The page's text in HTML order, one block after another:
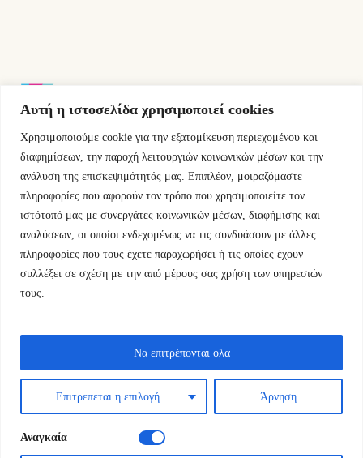
Αυτή η ιστοσελίδα χρησιμοποιεί cookies
Χρησιμοποιούμε cookie για την εξατομίκευση περιεχομένου και
διαφημίσεων, την παροχή λειτουργιών κοινωνικών μέσων και την
ανάλυση της επισκεψιμότητάς μας. Επιπλέον, μοιραζόμαστε
πληροφορίες που αφορούν τον τρόπο που χρησιμοποιείτε τον
ιστότοπό μας με συνεργάτες κοινωνικών μέσων, διαφήμισης και
αναλύσεων, οι οποίοι ενδεχομένως να τις συνδυάσουν με άλλες
πληροφορίες που τους έχετε παραχωρήσει ή τις οποίες έχουν
συλλέξει σε σχέση με την από μέρους σας χρήση των υπηρεσιών
τους.
Επιτρεπεται η επιλογή Άρνηση
Να επιτρέπονται ολα
Αναγκαία
Εμμ.Μπενάκη 76 10681 Αθήνα Ελλάδα.
+30.2110084023
info@kyfantabooks.gr
Βρείτε μας